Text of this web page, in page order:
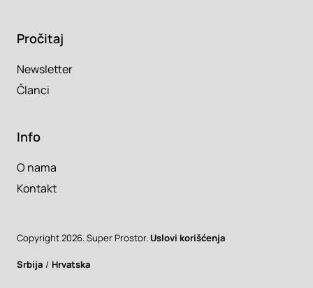
Pročitaj
Newsletter
Članci
Info
O nama
Kontakt
Copyright 2026. Super Prostor. Uslovi korišćenja
Srbija / Hrvatska